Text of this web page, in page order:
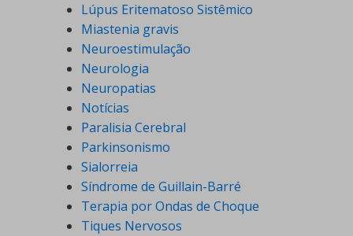
Lúpus Eritematoso Sistêmico
Miastenia gravis
Neuroestimulação
Neurologia
Neuropatias
Notícias
Paralisia Cerebral
Parkinsonismo
Sialorreia
Síndrome de Guillain-Barré
Terapia por Ondas de Choque
Tiques Nervosos